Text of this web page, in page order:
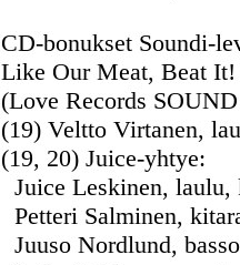
CD-bonukset Soundi-
Like Our Meat, Beat It!
(Love Records
(19) Veltto Virtanen,
(19, 20) Juice-yhtye:
Juice Leskinen, laulu,
Petteri Salminen,
Juuso Nordlund, basso